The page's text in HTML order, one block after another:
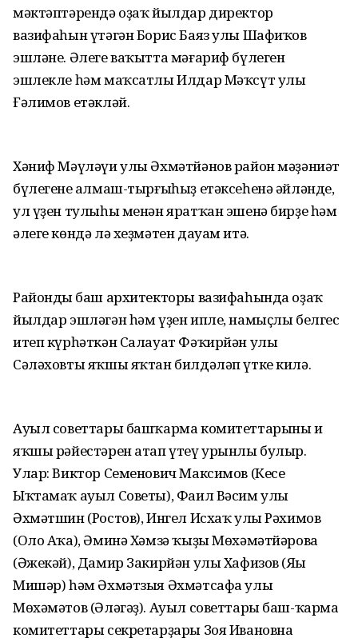
мәктәптәрендә оҙаҡ йылдар директор
вазифаһын үтәгән Борис Баяз улы Шафиҡов
эшләне. Әлеге ваҡытта мәғариф бүлеген
эшлекле һәм маҡсатлы Илдар Мәҡсүт улы
Ғәлимов етәкләй.
Хәниф Мәүләүи улы Әхмәтйәнов район мәҙәниәт
бүлегенең алмаш-тырғыһыҙ етәксеһенә әйләнде,
ул үҙен тулыһы менән яратҡан эшенә бирҙе һәм
әлеге көндә лә хеҙмәтен дауам итә.
Райондың баш архитекторы вазифаһында оҙаҡ
йылдар эшләгән һәм үҙен ипле, намыҫлы белгес
итеп күрһәткән Салауат Фәҡирйән улы
Сәләховты яҡшы яҡтан билдәләп үтке килә.
Ауыл советтары башҡарма комитеттарының иң
яҡшы рәйестәрен атап үтеү урынлы булыр.
Улар: Виктор Семенович Максимов (Кесе
Ыҡтамаҡ ауыл Советы), Фаил Вәсим улы
Әхмәтшин (Ростов), Ингел Исхаҡ улы Рәхимов
(Оло Аҡа), Әминә Хәмзә ҡыҙы Мөхәмәтйәрова
(Әжекәй), Дамир Закирйән улы Хафизов (Яңы
Мишәр) һәм Әхмәтзыя Әхмәтсафа улы
Мөхәмәтов (Әләгәҙ). Ауыл советтары баш-ҡарма
комитеттары секретарҙары Зоя Ивановна